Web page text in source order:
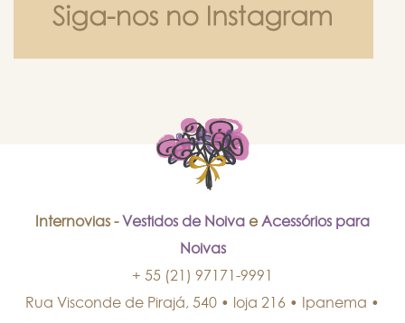
Internovias - Vestidos de Noiva e Acessórios para
Noivas
+ 55 (21) 97171-9991
Rua Visconde de Pirajá, 540 • loja 216 • Ipanema •